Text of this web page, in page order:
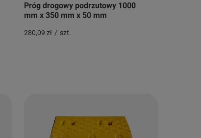
Próg drogowy podrzutowy 1000
mm x 350 mm x 50 mm
280,09 zł / szt.